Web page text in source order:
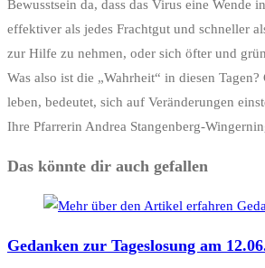
Bewusstsein da, dass das Virus eine
effektiver als jedes Frachtgut und schneller
zur Hilfe zu nehmen, oder sich öfter und
Was also ist die „Wahrheit“ in diesen
leben, bedeutet, sich auf Veränderungen
Ihre Pfarrerin Andrea Stangenberg-
Das könnte dir auch gefallen
Gedanken zur Tageslosung am